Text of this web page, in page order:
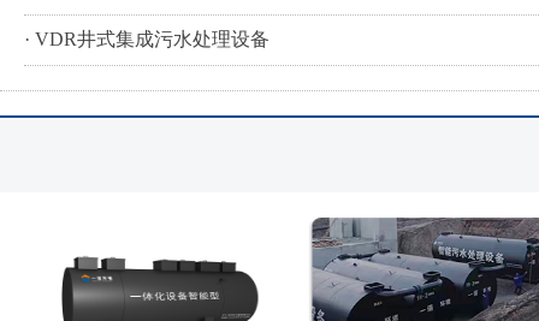
· VDR井式集成污水处理设备